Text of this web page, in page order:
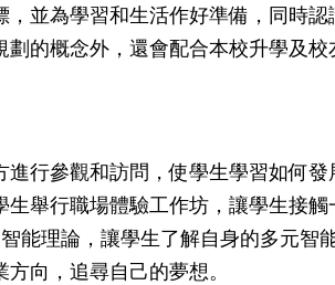
並為學習和生活作好準備，同時
的概念外，還會配合本校升學及
行參觀和訪問，使學生學習如何發
舉行職場體驗工作坊，讓學生接觸
理論，讓學生了解自身的多元智
向，追尋自己的夢想。